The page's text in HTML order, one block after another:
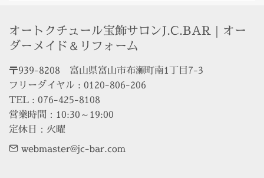
オートクチュール宝飾サロンJ.C.BAR｜オー
ダーメイド＆リフォーム
〒939-8208　富山県富山市布瀬町南1丁目7-3
フリーダイヤル : 0120-806-206
TEL : 076-425-8108
営業時間：10:30～19:00
定休日：火曜
webmaster@jc-bar.com